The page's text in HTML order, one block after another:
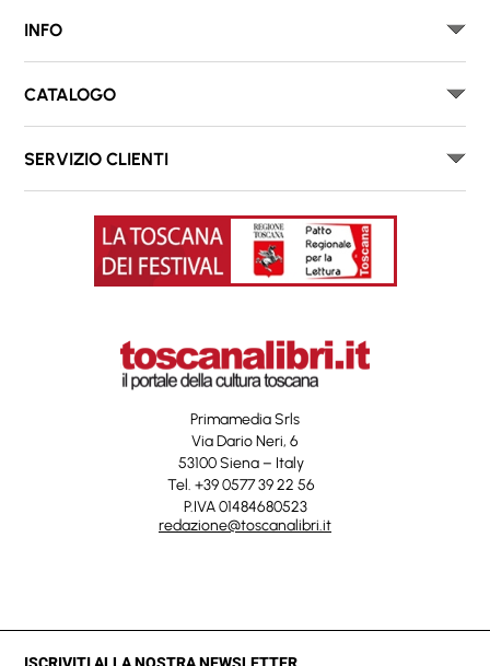
INFO
CATALOGO
SERVIZIO CLIENTI
Primamedia Srls
Via Dario Neri, 6
53100 Siena – Italy
Tel. +39 0577 39 22 56
P.IVA 01484680523
redazione@toscanalibri.it